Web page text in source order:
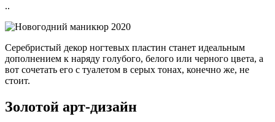
..
Серебристый декор ногтевых пластин станет идеальным
дополнением к наряду голубого, белого или черного цвета, а
вот сочетать его с туалетом в серых тонах, конечно же, не
стоит.
Золотой арт-дизайн